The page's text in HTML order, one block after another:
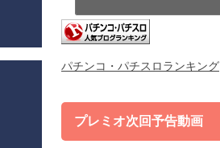
パチンコ・パチスロランキング
プレミオ次回予告動画